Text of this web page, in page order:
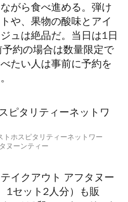
がら食べ進める。弾け
や、果物の酸味とアイ
ュは絶品だ。当日は1日
約の場合は数量限定で
たい人は事前に予約を
トホスピタリティーネットワー
ヌーンティー
イクアウト アフタヌー
1セット2人分）も販